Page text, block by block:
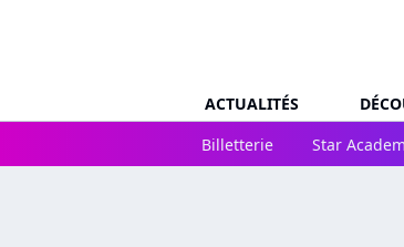
ACTUALITÉS
Billetterie
Star